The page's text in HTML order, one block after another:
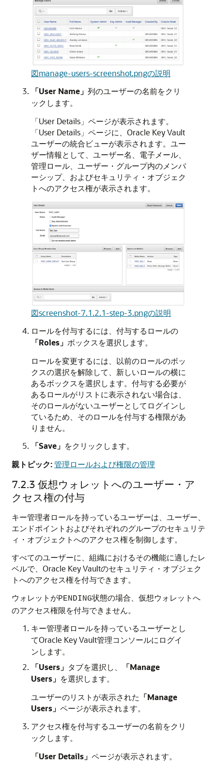
図manage-users-screenshot.pngの説明
「User Name」 列のユーザーの名前をクリ
ックします。
「User Details」ページが表示されます。
「User Details」ページに、Oracle Key Vault
ユーザーの統合ビューが表示されます。ユー
ザー情報として、ユーザー名、電子メール、
管理ロール、ユーザー・グループ内のメンバ
ーシップ、およびセキュリティ・オブジェク
トへのアクセス権が表示されます。
図screenshot-7.1.2.1-step-3.pngの説明
ロールを付与するには、付与するロールの
「Roles」 ボックスを選択します。
ロールを変更するには、以前のロールのボッ
クスの選択を解除して、新しいロールの横に
あるボックスを選択します。付与する必要が
あるロールがリストに表示されない場合は、
そのロールがないユーザーとしてログインし
ているため、そのロールを付与する権限があ
りません。
「Save」 をクリックします。
親トピック:管理ロールおよび権限の管理
7.2.3 仮想ウォレットへのユーザー・ア
クセス権の付与
キー管理者ロールを持っているユーザーは、ユーザー、
エンドポイントおよびそれぞれのグループのセキュリテ
ィ・オブジェクトへのアクセス権を制御します。
すべてのユーザーに、組織におけるその機能に適したレ
ベルで、Oracle Key Vaultのセキュリティ・オブジェク
トへのアクセス権を付与できます。
ウォレットがPENDING状態の場合、仮想ウォレットへ
のアクセス権限を付与できません。
キー管理者ロールを持っているユーザーとし
てOracle Key Vault管理コンソールにログイ
ンします。
「Users」 タブを選択し、
「Manage
Users」 を選択します。
ユーザーのリストが表示された 「Manage
Users」 ページが表示されます。
アクセス権を付与するユーザーの名前をクリ
ックします。
「User Details」 ページが表示されます。